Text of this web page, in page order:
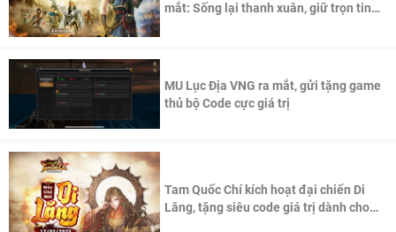
mắt: Sống lại thanh xuân, giữ trọn tinh
MU Lục Địa VNG ra mắt, gửi tặng game
thủ bộ Code cực giá trị
Tam Quốc Chí kích hoạt đại chiến Di
Lăng, tặng siêu code giá trị dành cho